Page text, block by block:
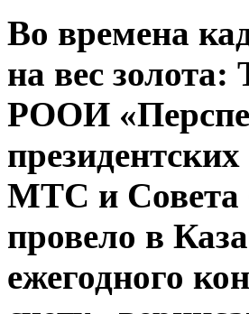
Во времена
на вес золота:
РООИ
МТС и Совета
провело в
ежегодного